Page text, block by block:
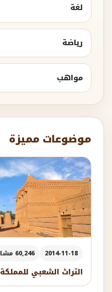
لغة
رياضة
مواهب
موضوعات مميزة
2014-11-18 60,246 مشاهدة
التراث الشعبي للمملكة